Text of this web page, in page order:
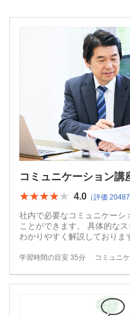
コミュニケーション講
★★★★★
★★★★★ 4.0 （評価 20487
社内で必要なコミュニケーシ
ことができます。 具体的な
わかりやすく解説しておりま
学習時間の目安 35分 コミュニ